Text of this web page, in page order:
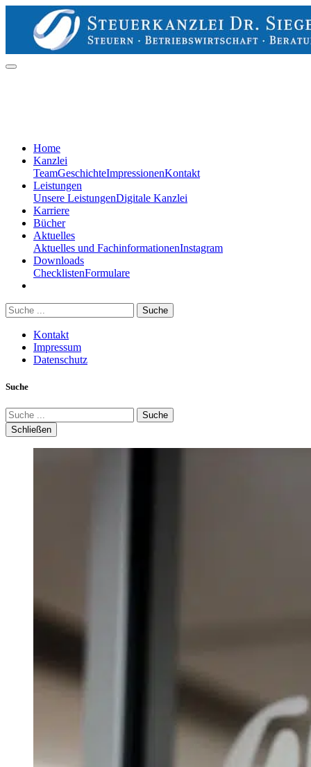
Home
Kanzlei
TeamGeschichteImpressionenKontakt
Leistungen
Unsere LeistungenDigitale Kanzlei
Karriere
Bücher
Aktuelles
Aktuelles und FachinformationenInstagram
Downloads
ChecklistenFormulare
Suche
Kontakt
Impressum
Datenschutz
Suche
Suche
Schließen